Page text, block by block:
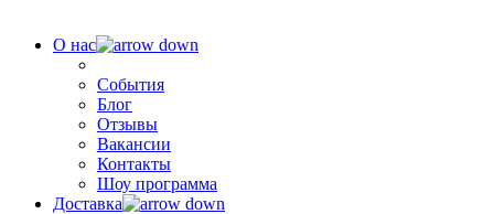
О нас
События
Блог
Отзывы
Вакансии
Контакты
Шоу программа
Доставка